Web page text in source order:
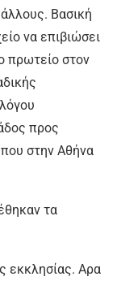
Βασική
να επιβιώσει
πρωτείο στον
προς
στην Αθήνα
τα
εκκλησίας. Αρα